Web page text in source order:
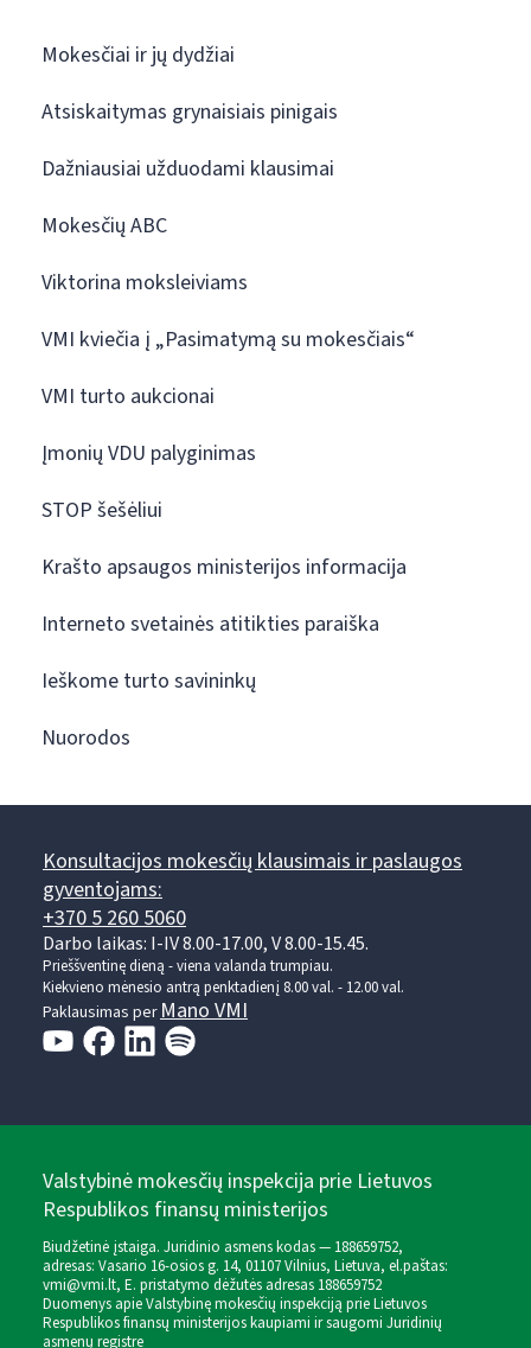
Mokesčiai ir jų dydžiai
Atsiskaitymas grynaisiais pinigais
Dažniausiai užduodami klausimai
Mokesčių ABC
Viktorina moksleiviams
VMI kviečia į „Pasimatymą su mokesčiais“
VMI turto aukcionai
Įmonių VDU palyginimas
STOP šešėliui
Krašto apsaugos ministerijos informacija
Interneto svetainės atitikties paraiška
Ieškome turto savininkų
Nuorodos
Konsultacijos mokesčių klausimais ir paslaugos
gyventojams:
+370 5 260 5060
Darbo laikas: I-IV 8.00-17.00, V 8.00-15.45.
Prieššventinę dieną - viena valanda trumpiau.
Kiekvieno mėnesio antrą penktadienį 8.00 val. - 12.00 val.
Paklausimas perMano VMI
Valstybinė mokesčių inspekcija prie Lietuvos
Respublikos finansų ministerijos
Biudžetinė įstaiga. Juridinio asmens kodas — 188659752,
adresas: Vasario 16-osios g. 14, 01107 Vilnius, Lietuva, el.paštas:
vmi@vmi.lt, E. pristatymo dėžutės adresas 188659752
Duomenys apie Valstybinę mokesčių inspekciją prie Lietuvos
Respublikos finansų ministerijos kaupiami ir saugomi Juridinių
asmenų registre